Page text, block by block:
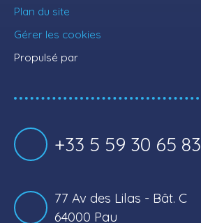
Plan du site
Gérer les cookies
Propulsé par
+33 5 59 30 65 83
77 Av des Lilas - Bât. C
64000 Pau